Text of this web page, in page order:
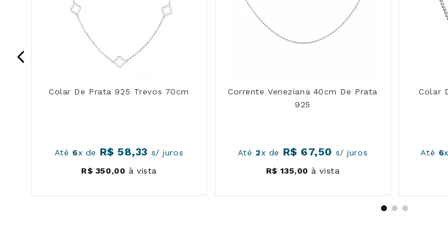
Colar De Prata 925 Trevos 70cm
Até 6x de R$ 58,33 s/ juros
R$ 350,00 à vista
Corrente Veneziana 40cm De Prata
925
Até 2x de R$ 67,50 s/ juros
R$ 135,00 à vista
Colar
Até 6